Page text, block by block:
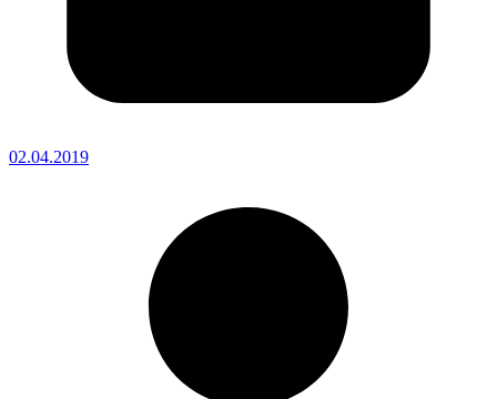
02.04.2019